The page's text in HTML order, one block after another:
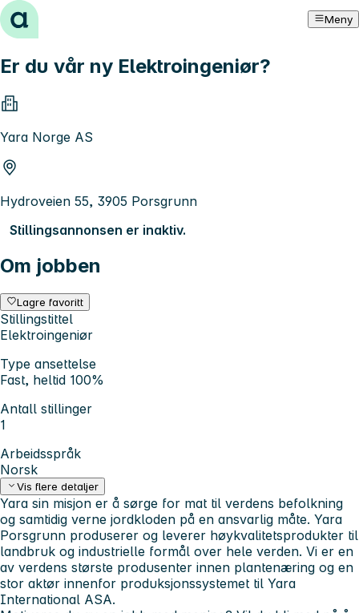
Hopp til innhold Meny
Er du vår ny Elektroingeniør?
Yara Norge AS
Hydroveien 55, 3905 Porsgrunn
Stillingsannonsen er inaktiv.
Om jobben
Lagre favoritt
Stillingstittel
Elektroingeniør
Type ansettelse
Fast, heltid 100%
Antall stillinger
1
Arbeidsspråk
Norsk
Vis flere detaljer
Yara sin misjon er å sørge for mat til verdens befolkning
og samtidig verne jordkloden på en ansvarlig måte. Yara
Porsgrunn produserer og leverer høykvalitetsprodukter til
landbruk og industrielle formål over hele verden. Vi er en
av verdens største produsenter innen plantenæring og en
stor aktør innenfor produksjonssystemet til Yara
International ASA.